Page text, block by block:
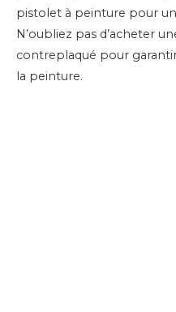
pistolet à peinture pour
N’oubliez pas d’acheter
contreplaqué pour
la peinture.